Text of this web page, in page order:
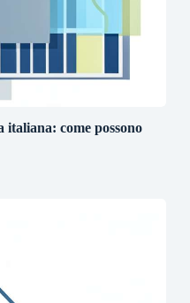
come possono